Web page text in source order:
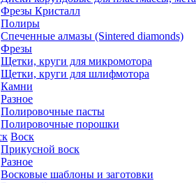
Фрезы Кристалл
Полиры
Спеченные алмазы (Sintered diamonds)
Фрезы
Щетки, круги для микромотора
Щетки, круги для шлифмотора
Камни
Разное
Полировочные пасты
Полировочные порошки
Воск
Прикусной воск
Разное
Восковые шаблоны и заготовки